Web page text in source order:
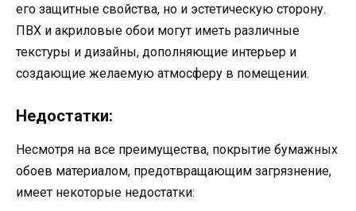
его защитные свойства, но и эстетическую сторону.
ПВХ и акриловые обои могут иметь различные
текстуры и дизайны, дополняющие интерьер и
создающие желаемую атмосферу в помещении.
Недостатки:
Несмотря на все преимущества, покрытие бумажных
обоев материалом, предотвращающим загрязнение,
имеет некоторые недостатки: